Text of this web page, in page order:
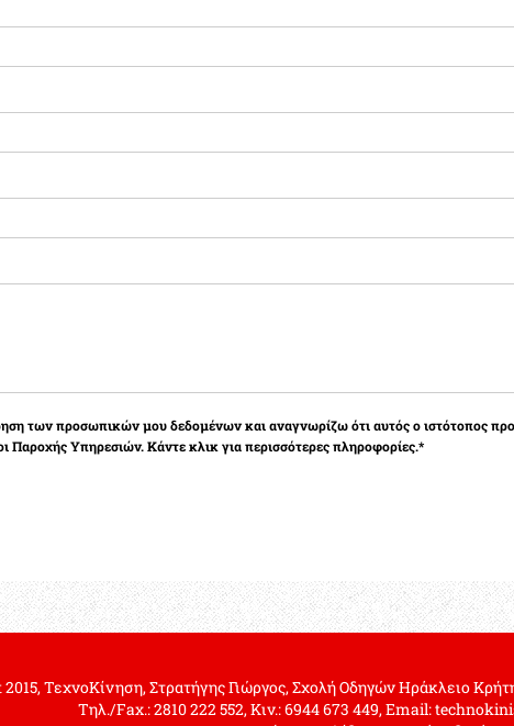
των προσωπικών μου δεδομένων και αναγνωρίζω ότι αυτός ο ιστότοπος
Παροχής Υπηρεσιών. Κάντε κλικ για περισσότερες πληροφορίες.*
ΤεχνοΚίνηση, Στρατήγης Γιώργος, Σχολή Οδηγών Ηράκλειο
Τηλ./Fax.: 2810 222 552, Κιν.: 6944 673 449, Email: